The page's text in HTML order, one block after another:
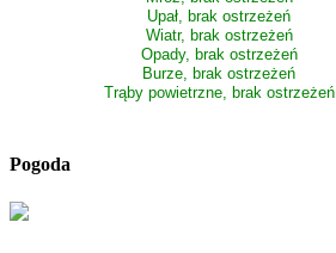
Upał, brak ostrzeżeń
Wiatr, brak ostrzeżeń
Opady, brak ostrzeżeń
Burze, brak ostrzeżeń
Trąby powietrzne, brak ostrzeżeń
Pogoda